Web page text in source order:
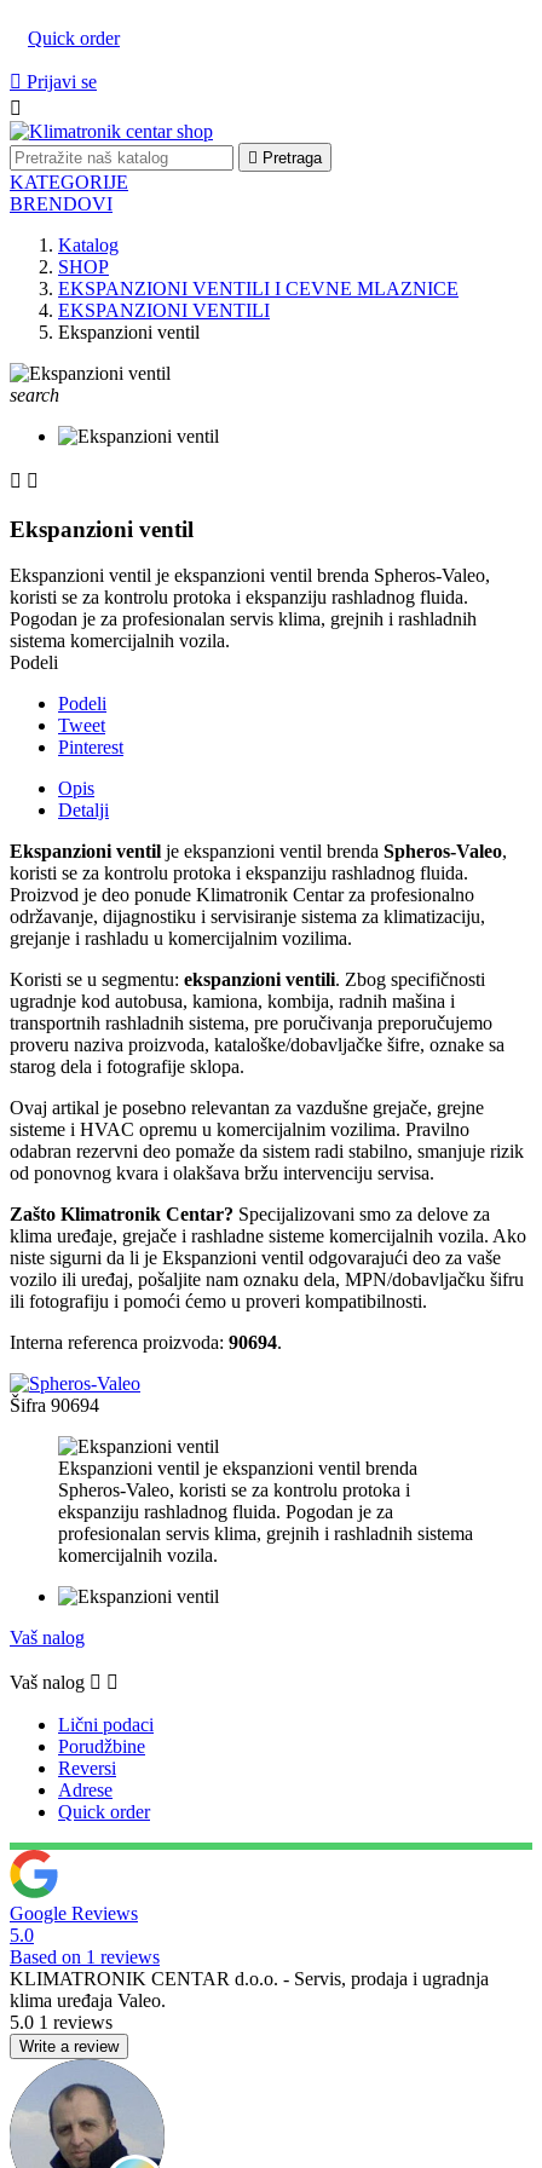
Quick order
 Prijavi se

 Pretraga
KATEGORIJE
BRENDOVI
Katalog
SHOP
EKSPANZIONI VENTILI I CEVNE MLAZNICE
EKSPANZIONI VENTILI
Ekspanzioni ventil
search
 
Ekspanzioni ventil
Ekspanzioni ventil je ekspanzioni ventil brenda Spheros-Valeo,
koristi se za kontrolu protoka i ekspanziju rashladnog fluida.
Pogodan je za profesionalan servis klima, grejnih i rashladnih
sistema komercijalnih vozila.
Podeli
Podeli
Tweet
Pinterest
Opis
Detalji
Ekspanzioni ventil je ekspanzioni ventil brenda Spheros-Valeo,
koristi se za kontrolu protoka i ekspanziju rashladnog fluida.
Proizvod je deo ponude Klimatronik Centar za profesionalno
održavanje, dijagnostiku i servisiranje sistema za klimatizaciju,
grejanje i rashladu u komercijalnim vozilima.
Koristi se u segmentu: ekspanzioni ventili. Zbog specifičnosti
ugradnje kod autobusa, kamiona, kombija, radnih mašina i
transportnih rashladnih sistema, pre poručivanja preporučujemo
proveru naziva proizvoda, kataloške/dobavljačke šifre, oznake sa
starog dela i fotografije sklopa.
Ovaj artikal je posebno relevantan za vazdušne grejače, grejne
sisteme i HVAC opremu u komercijalnim vozilima. Pravilno
odabran rezervni deo pomaže da sistem radi stabilno, smanjuje rizik
od ponovnog kvara i olakšava bržu intervenciju servisa.
Zašto Klimatronik Centar? Specijalizovani smo za delove za
klima uređaje, grejače i rashladne sisteme komercijalnih vozila. Ako
niste sigurni da li je Ekspanzioni ventil odgovarajući deo za vaše
vozilo ili uređaj, pošaljite nam oznaku dela, MPN/dobavljačku šifru
ili fotografiju i pomoći ćemo u proveri kompatibilnosti.
Interna referenca proizvoda: 90694.
Šifra 90694
Ekspanzioni ventil je ekspanzioni ventil brenda
Spheros-Valeo, koristi se za kontrolu protoka i
ekspanziju rashladnog fluida. Pogodan je za
profesionalan servis klima, grejnih i rashladnih sistema
komercijalnih vozila.
Vaš nalog
Vaš nalog  
Lični podaci
Porudžbine
Reversi
Adrese
Quick order
Google Reviews
5.0
Based on 1 reviews
KLIMATRONIK CENTAR d.o.o. - Servis, prodaja i ugradnja
klima uređaja Valeo.
5.0 1 reviews
Write a review